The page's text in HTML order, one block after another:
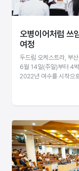
오병이어처럼 쓰
여정
두드림 오케스트라, 부
6월 14일(주일)부터 4
2022년 여수를 시작으